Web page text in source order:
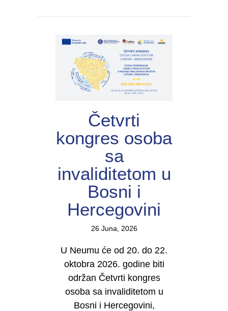
Četvrti
kongres osoba
sa
invaliditetom u
Bosni i
Hercegovini
26 Juna, 2026
U Neumu će od 20. do 22.
oktobra 2026. godine biti
održan Četvrti kongres
osoba sa invaliditetom u
Bosni i Hercegovini,